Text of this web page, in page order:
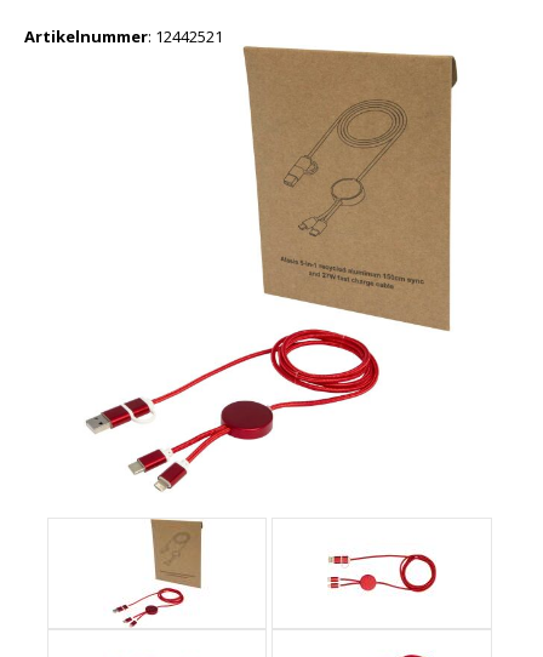
Artikelnummer: 12442521